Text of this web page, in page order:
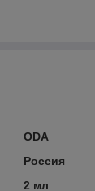
ODA
Россия
2 мл